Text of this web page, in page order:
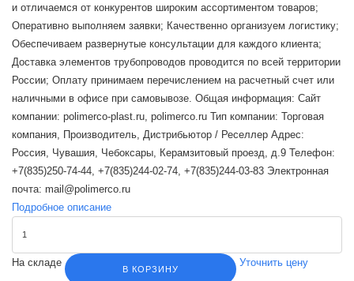
и отличаемся от конкурентов широким ассортиментом товаров;
Оперативно выполняем заявки; Качественно организуем логистику;
Обеспечиваем развернутые консультации для каждого клиента;
Доставка элементов трубопроводов проводится по всей территории
России; Оплату принимаем перечислением на расчетный счет или
наличными в офисе при самовывозе. Общая информация: Сайт
компании: polimerco-plast.ru, polimerco.ru Тип компании: Торговая
компания, Производитель, Дистрибьютор / Реселлер Адрес:
Россия, Чувашия, Чебоксары, Керамзитовый проезд, д.9 Телефон:
+7(835)250-74-44, +7(835)244-02-74, +7(835)244-03-83 Электронная
почта: mail@polimerco.ru
Подробное описание
На складе
В КОРЗИНУ
Уточнить цену